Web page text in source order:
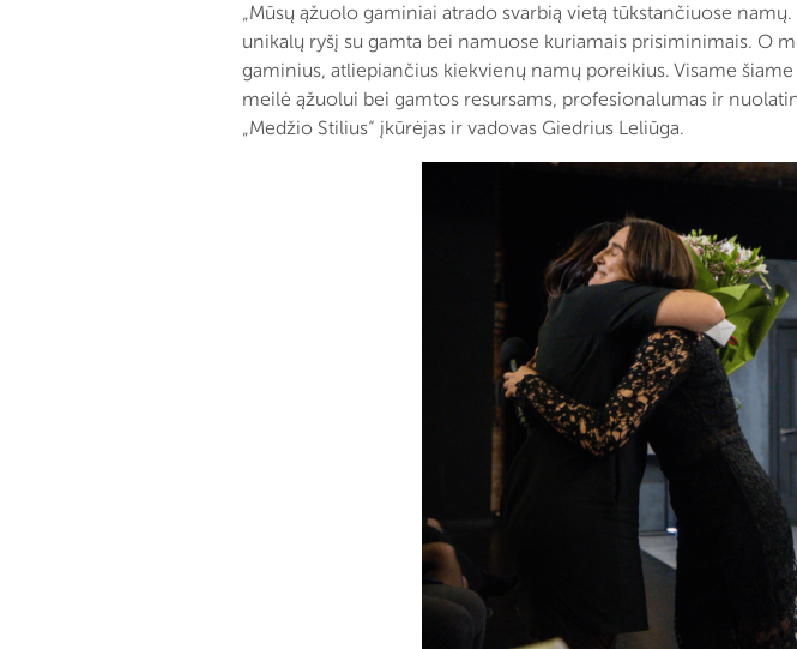
„Mūsų ąžuolo gaminiai atrado svarbią vietą tūkstančiuose
unikalų ryšį su gamta bei namuose kuriamais prisiminimais. O
gaminius, atliepiančius kiekvienų namų poreikius. Visame
meilė ąžuolui bei gamtos resursams, profesionalumas ir
„Medžio Stilius“ įkūrėjas ir vadovas Giedrius Leliūga.